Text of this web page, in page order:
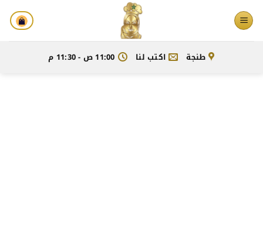
تخطي
للمحتوى
طنجة اكتب لنا 11:00 ص - 11:30 م